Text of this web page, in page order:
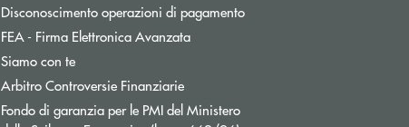
Disconoscimento operazioni di pagamento
FEA - Firma Elettronica Avanzata
Siamo con te
Arbitro Controversie FinanziarieApre una nuova finestra
Fondo di garanzia per le PMI del Ministero